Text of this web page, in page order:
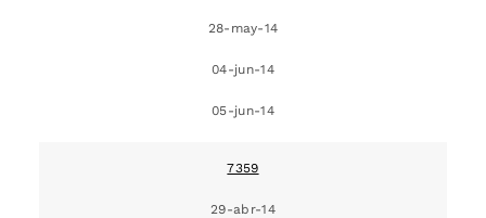
28-may-14
04-jun-14
05-jun-14
7359
29-abr-14